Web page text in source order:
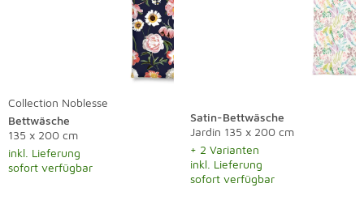
Collection Noblesse
Bettwäsche
135 x 200 cm
inkl. Lieferung
sofort verfügbar
Satin-Bettwäsche
Jardin 135 x 200 cm
+ 2 Varianten
inkl. Lieferung
sofort verfügbar